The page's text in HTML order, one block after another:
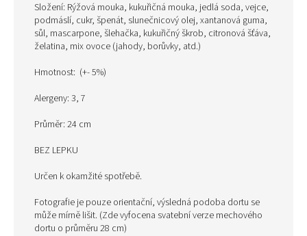
Složení: Rýžová mouka, kukuřičná mouka, jedlá soda, vejce,
podmáslí, cukr, špenát, slunečnicový olej, xantanová guma,
sůl, mascarpone, šlehačka, kukuřičný škrob, citronová šťáva,
želatina, mix ovoce (jahody, borůvky, atd.)
Hmotnost: (+- 5%)
Alergeny: 3, 7
Průměr: 24 cm
BEZ LEPKU
Určen k okamžité spotřebě.
Fotografie je pouze orientační, výsledná podoba dortu se
může mírně lišit. (Zde vyfocena svatební verze mechového
dortu o průměru 28 cm)